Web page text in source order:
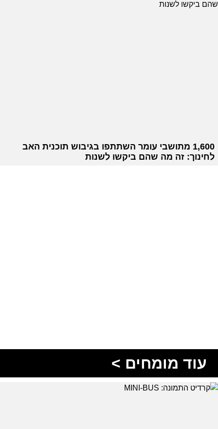
1,600 מתושבי עומר השתתפו בגיבוש תוכנית האב
לחינוך: זה מה שהם ביקשו לשנות
עוד מומחים >